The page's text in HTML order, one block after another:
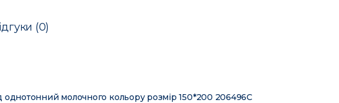
(0)
однотонний молочного кольору розмір 150*200 206496C